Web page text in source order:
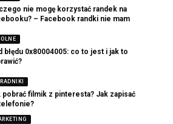
nie mogę korzystać randek na
– Facebook randki nie mam
błędu 0x80004005: co to jest i jak to
pobrać filmik z pinteresta? Jak zapisać